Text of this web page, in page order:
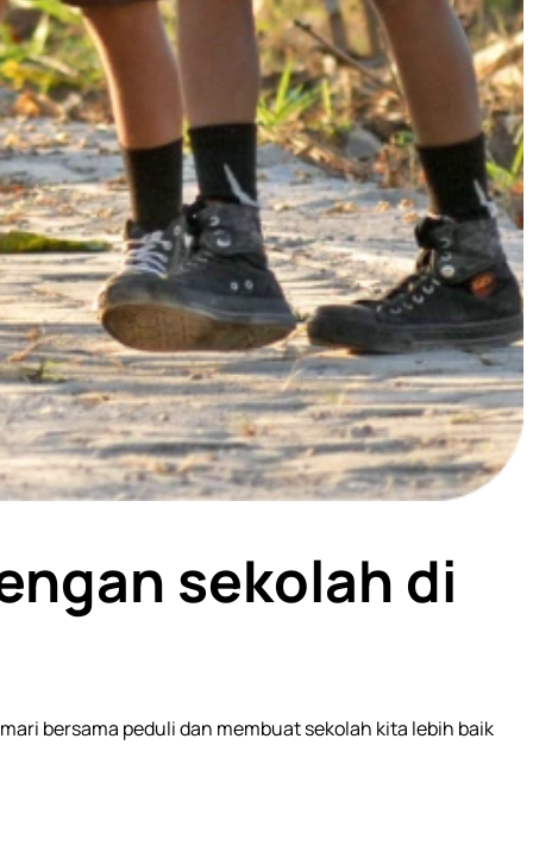
sekolah di
bersama peduli dan membuat sekolah kita lebih baik